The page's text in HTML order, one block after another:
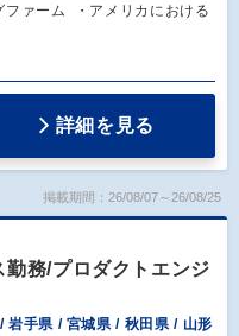
ファーム ・アメリカにおける
詳細を見る
掲載期間：26/08/07～26/08/25
務/プロダクトエンジ
岩手県 / 宮城県 / 秋田県 / 山形